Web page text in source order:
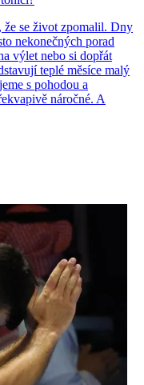
že se život zpomalil. Dny
nekonečných porad
výlet nebo si dopřát
teplé měsíce malý
s pohodou a
náročné. A